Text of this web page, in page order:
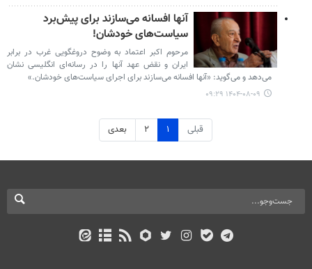
آنها افسانه می‌سازند برای پیش‌برد
سیاست‌های خودشان!
مرحوم اکبر اعتماد به وضوح دروغگویی غرب در برابر
ایران و نقض عهد آنها را در رسانه‌ای انگلیسی نشان
می‌دهد و می‌گوید: «آنها افسانه می‌سازند برای اجرای سیاست‌های خودشان.»
۱۴۰۴-۰۸-۰۹ ۰۹:۲۹
قبلی ۱ ۲ بعدی